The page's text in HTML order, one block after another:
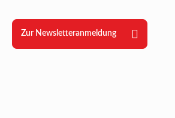
Zur Newsletteranmeldung